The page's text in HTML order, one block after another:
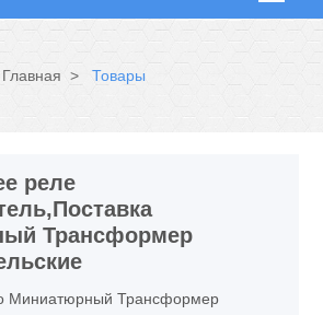
Главная > Товары
реле
Трансформер
Миниатюрный Трансформер